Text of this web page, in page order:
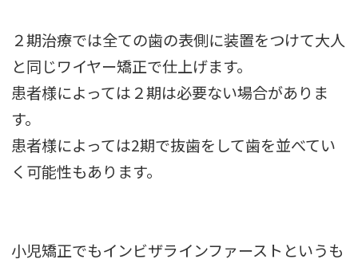
２期治療では全ての歯の表側に装置をつけて大人
と同じワイヤー矯正で仕上げます。
患者様によっては２期は必要ない場合がありま
す。
患者様によっては2期で抜歯をして歯を並べてい
く可能性もあります。
小児矯正でもインビザラインファーストというも